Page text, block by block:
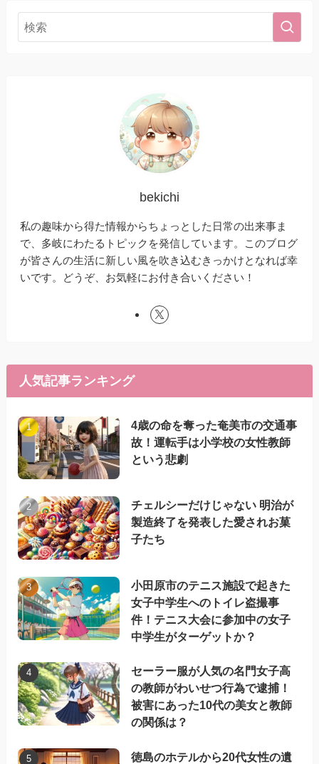
bekichi
私の趣味から得た情報からちょっとした日常の出来事ま
で、多岐にわたるトピックを発信しています。このブログ
が皆さんの生活に新しい風を吹き込むきっかけとなれば幸
いです。どうぞ、お気軽にお付き合いください！
人気記事ランキング
4歳の命を奪った奄美市の交通事
故！運転手は小学校の女性教師
という悲劇
チェルシーだけじゃない 明治が
製造終了を発表した愛されお菓
子たち
小田原市のテニス施設で起きた
女子中学生へのトイレ盗撮事
件！テニス大会に参加中の女子
中学生がターゲットか？
セーラー服が人気の名門女子高
の教師がわいせつ行為で逮捕！
被害にあった10代の美女と教師
の関係は？
徳島のホテルから20代女性の遺